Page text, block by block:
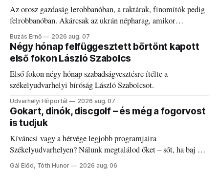
Az orosz gazdaság lerobbanóban, a raktárak, finomítók pedig
felrobbanóban. Akárcsak az ukrán népharag, amikor
elégedetlen vezetőivel.
Buzás Ernő 2026 aug. 07
Négy hónap felfüggesztett börtönt kapott
első fokon László Szabolcs
Első fokon négy hónap szabadságvesztésre ítélte a
székelyudvarhelyi bíróság László Szabolcsot.
Udvarhelyi Hírportál 2026 aug. 07
Gokart, dinók, discgolf – és még a fogorvost
is tudjuk
Kíváncsi vagy a hétvége legjobb programjaira
Székelyudvarhelyen? Nálunk megtalálod őket – sőt, ha baj van
a fogaddal, a fogorvosi ügyeletet is!
Gál Előd, Tóth Hunor 2026 aug. 06